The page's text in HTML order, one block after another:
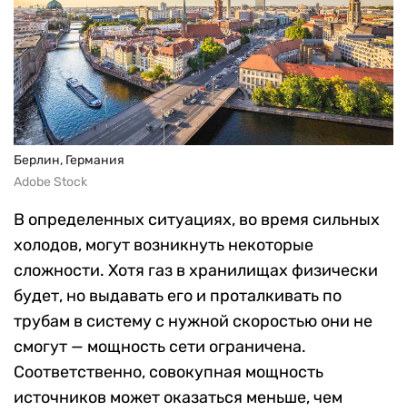
Берлин, Германия
Adobe Stock
В определенных ситуациях, во время сильных
холодов, могут возникнуть некоторые
сложности. Хотя газ в хранилищах физически
будет, но выдавать его и проталкивать по
трубам в систему с нужной скоростью они не
смогут — мощность сети ограничена.
Соответственно, совокупная мощность
источников может оказаться меньше, чем